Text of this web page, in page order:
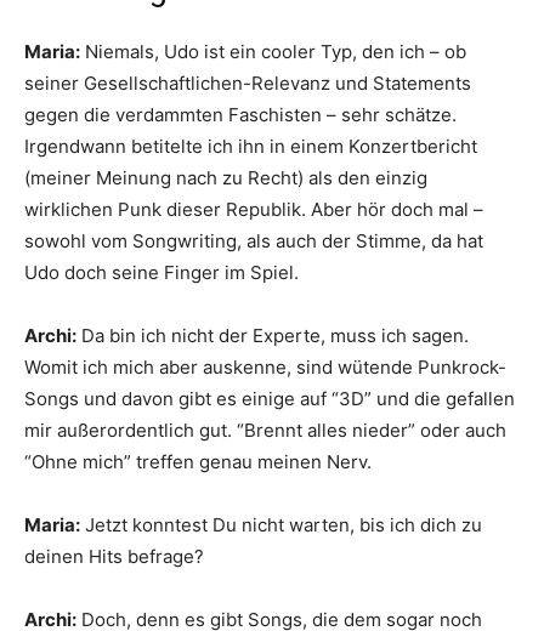
Maria: Niemals, Udo ist ein cooler Typ, den ich – ob
seiner Gesellschaftlichen-Relevanz und Statements
gegen die verdammten Faschisten – sehr schätze.
Irgendwann betitelte ich ihn in einem Konzertbericht
(meiner Meinung nach zu Recht) als den einzig
wirklichen Punk dieser Republik. Aber hör doch mal –
sowohl vom Songwriting, als auch der Stimme, da hat
Udo doch seine Finger im Spiel.
Archi: Da bin ich nicht der Experte, muss ich sagen.
Womit ich mich aber auskenne, sind wütende Punkrock-
Songs und davon gibt es einige auf “3D” und die gefallen
mir außerordentlich gut. “Brennt alles nieder” oder auch
“Ohne mich” treffen genau meinen Nerv.
Maria: Jetzt konntest Du nicht warten, bis ich dich zu
deinen Hits befrage?
Archi: Doch, denn es gibt Songs, die dem sogar noch